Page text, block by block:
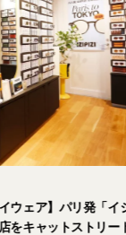
ア】パリ発「イジ
ャットストリート